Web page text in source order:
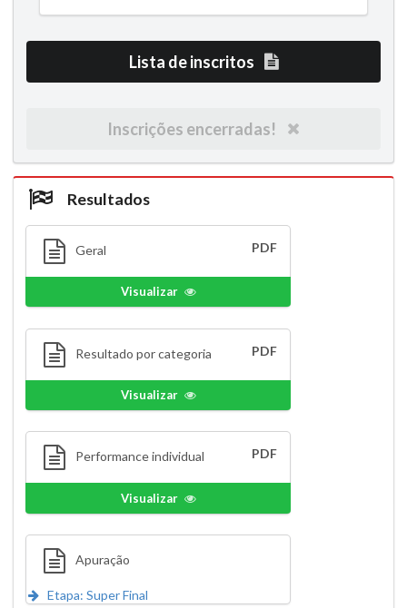
Lista de inscritos
Inscrições encerradas!
Resultados
Geral PDF
Visualizar
Resultado por categoria PDF
Visualizar
Performance individual PDF
Visualizar
Apuração
Etapa: Super Final